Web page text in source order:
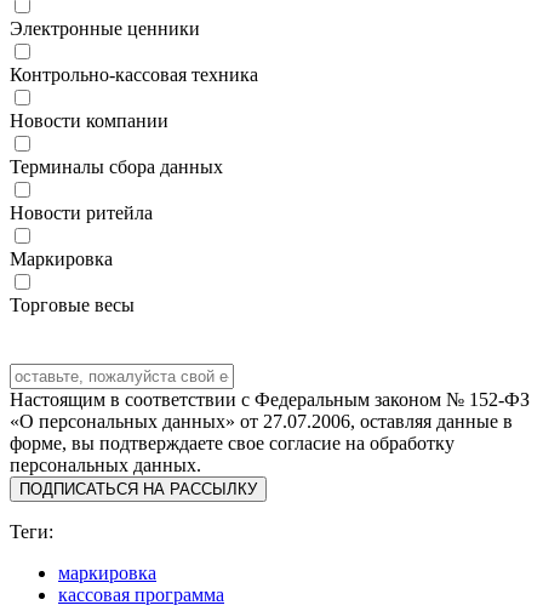
Электронные ценники
Контрольно-кассовая техника
Новости компании
Терминалы сбора данных
Новости ритейла
Маркировка
Торговые весы
Настоящим в соответствии с Федеральным законом № 152-ФЗ
«О персональных данных» от 27.07.2006, оставляя данные в
форме, вы подтверждаете свое согласие на обработку
персональных данных.
ПОДПИСАТЬСЯ НА РАССЫЛКУ
Теги:
маркировка
кассовая программа